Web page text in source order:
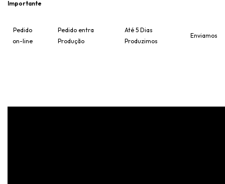
Importante
Pedido
on-line
Pedido entra
Produção
Até 5 Dias
Produzimos
Enviamos